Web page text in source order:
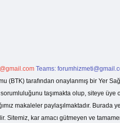
Teams:
(BTK) tarafından onaylanmış bir Yer
taşımakta olup, siteye
makaleler paylaşılmaktadır.
Sitemiz, kar amacı gütmeyen ve